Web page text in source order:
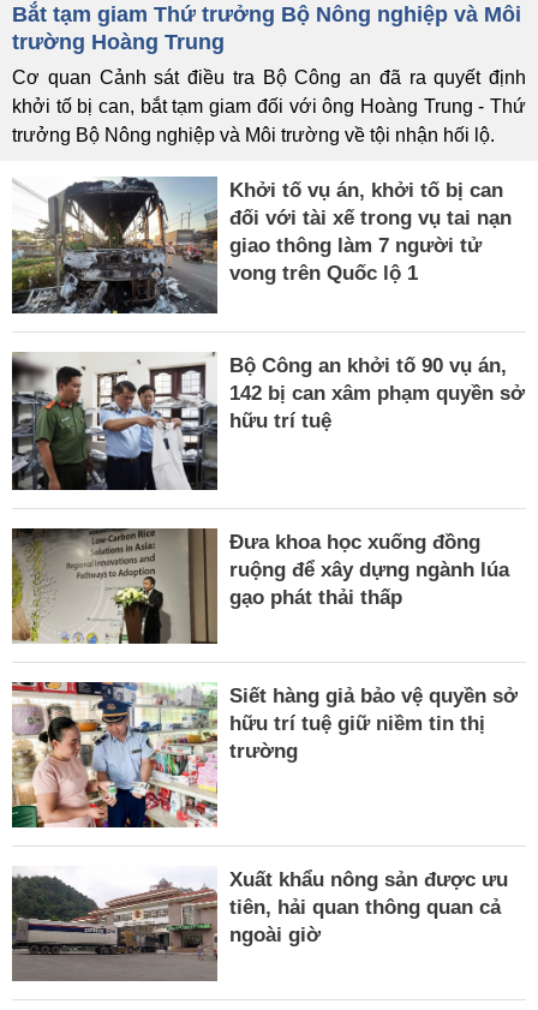
Bắt tạm giam Thứ trưởng Bộ Nông nghiệp và Môi
trường Hoàng Trung
Cơ quan Cảnh sát điều tra Bộ Công an đã ra quyết định
khởi tố bị can, bắt tạm giam đối với ông Hoàng Trung - Thứ
trưởng Bộ Nông nghiệp và Môi trường về tội nhận hối lộ.
Khởi tố vụ án, khởi tố bị can
đối với tài xế trong vụ tai nạn
giao thông làm 7 người tử
vong trên Quốc lộ 1
Bộ Công an khởi tố 90 vụ án,
142 bị can xâm phạm quyền sở
hữu trí tuệ
Đưa khoa học xuống đồng
ruộng để xây dựng ngành lúa
gạo phát thải thấp
Siết hàng giả bảo vệ quyền sở
hữu trí tuệ giữ niềm tin thị
trường
Xuất khẩu nông sản được ưu
tiên, hải quan thông quan cả
ngoài giờ